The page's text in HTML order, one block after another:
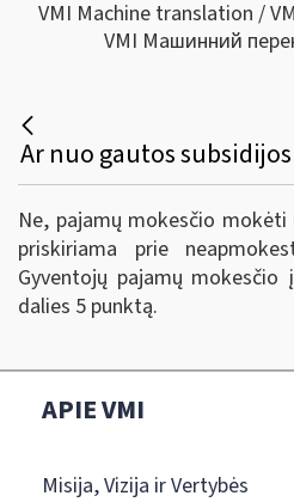
VMI Machine translation /
VMI Машинний
Ne, pajamų mokesčio mokėti
priskiriama prie
Gyventojų pajamų
dalies 5 punktą.
APIE VMI
Misija, Vizija ir Vertybės